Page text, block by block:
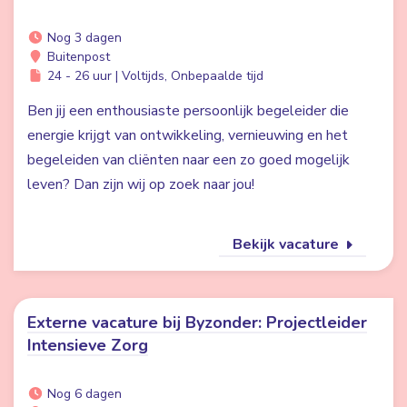
Nog 3 dagen
Buitenpost
24 - 26 uur | Voltijds, Onbepaalde tijd
Ben jij een enthousiaste persoonlijk begeleider die
energie krijgt van ontwikkeling, vernieuwing en het
begeleiden van cliënten naar een zo goed mogelijk
leven? Dan zijn wij op zoek naar jou!
Bekijk vacature
Externe vacature bij Byzonder: Projectleider
Intensieve Zorg
Nog 6 dagen